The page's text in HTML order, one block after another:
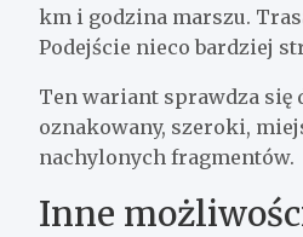
km i godzina marszu.
Podejście nieco bardziej
Ten wariant sprawdza się
oznakowany, szeroki,
nachylonych fragmentów.
Inne